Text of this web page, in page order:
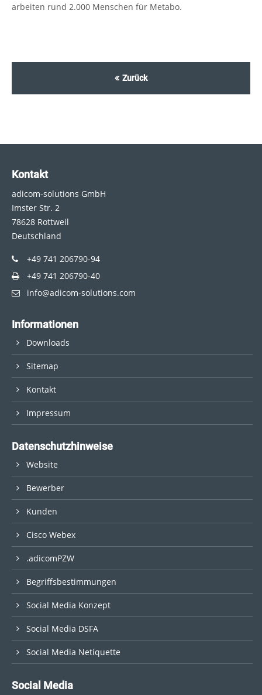
arbeiten rund 2.000 Menschen für Metabo.
Zurück
Kontakt
adicom-solutions GmbH
Imster Str. 2
78628 Rottweil
Deutschland
+49 741 206790-94
+49 741 206790-40
info@adicom-solutions.com
Informationen
Downloads
Sitemap
Kontakt
Impressum
Datenschutzhinweise
Website
Bewerber
Kunden
Cisco Webex
.adicomPZW
Begriffsbestimmungen
Social Media Konzept
Social Media DSFA
Social Media Netiquette
Social Media